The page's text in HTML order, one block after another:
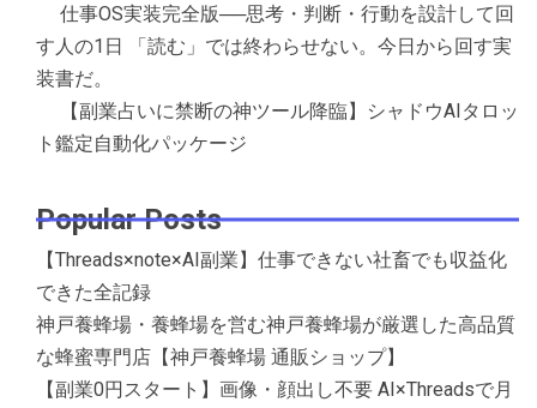
仕事OS実装完全版──思考・判断・行動を設計して回
す人の1日 「読む」では終わらせない。今日から回す実
装書だ。
【副業占いに禁断の神ツール降臨】シャドウAIタロッ
ト鑑定自動化パッケージ
Popular Posts
【Threads×note×AI副業】仕事できない社畜でも収益化
できた全記録
神戸養蜂場・養蜂場を営む神戸養蜂場が厳選した高品質
な蜂蜜専門店【神戸養蜂場 通販ショップ】
【副業0円スタート】画像・顔出し不要 AI×Threadsで月